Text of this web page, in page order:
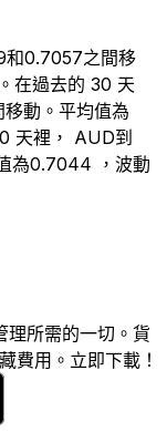
0.7057之間移
在過去的 30 天
動。平均值為
天裡， AUD到
為0.7044 ，波動
理所需的一切。貨
費用。立即下載！